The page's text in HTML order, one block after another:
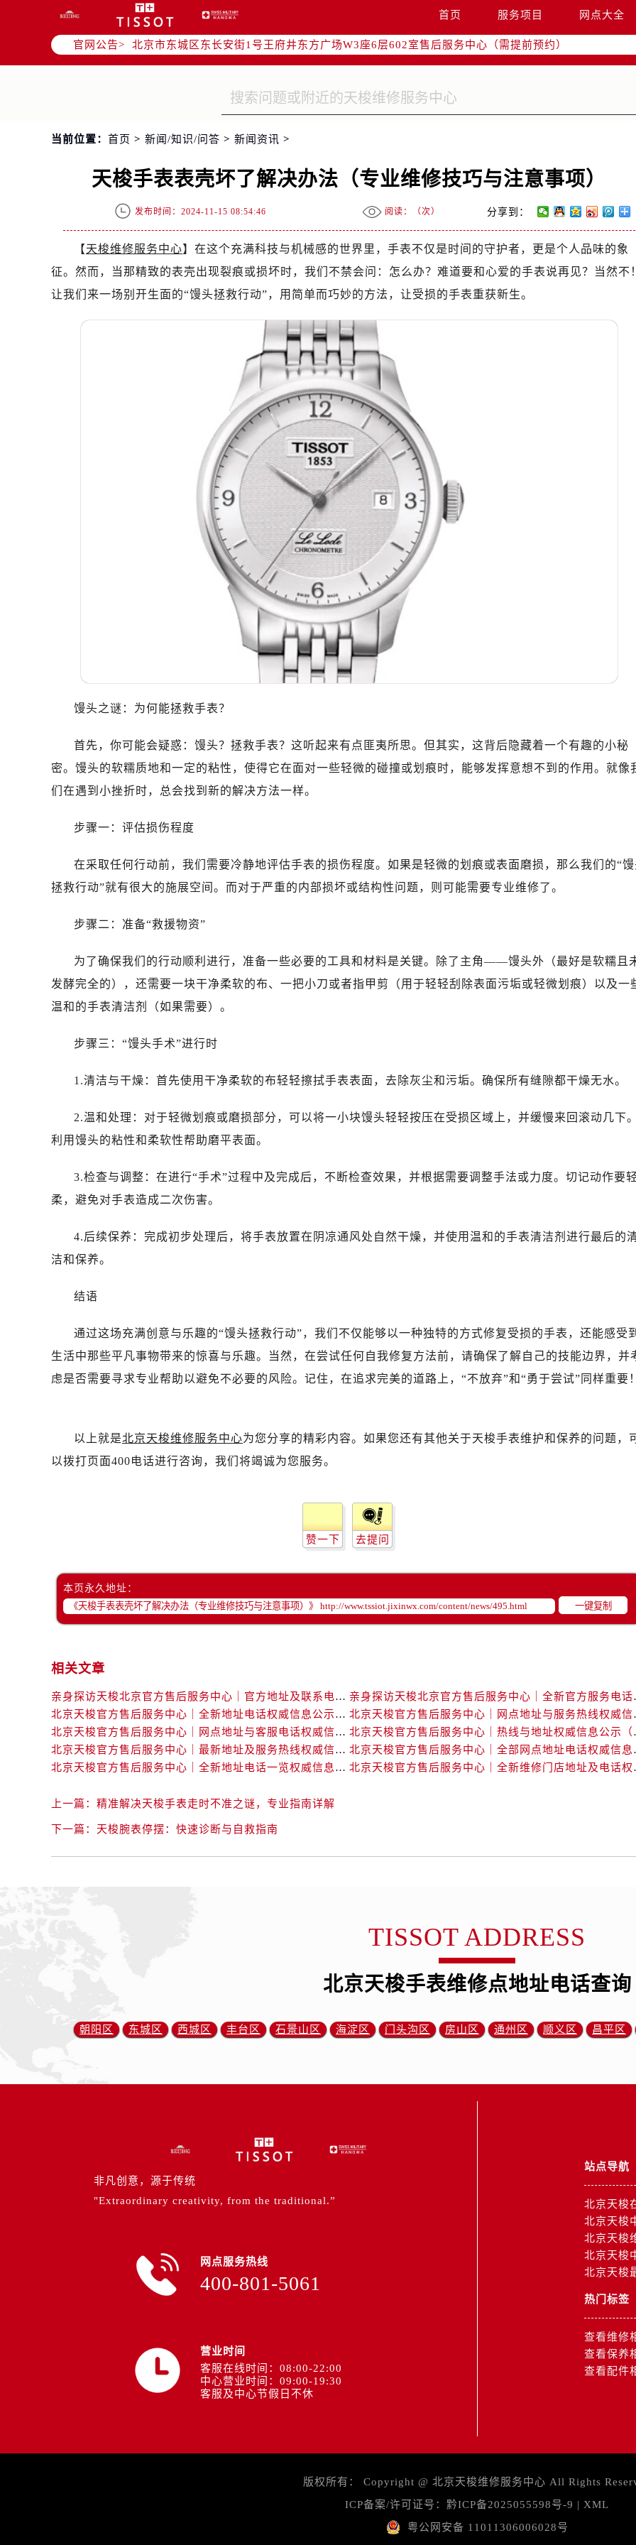
首页 服务项目 网点大全
官网公告>
北京市朝阳区建国门外大街甲6号华熙国际中心写字楼D座11层1102室（需提前预约）
北京市朝阳区建国门外大街甲6号华熙国际中心D座11层1102室售后服务中心（需提前预约）
北京市东城区东长安街1号王府井东方广场W3座6层602室售后服务中心（需提前预约）
节假日正常营业！
当前位置： 首页 > 新闻/知识/问答 > 新闻资讯 >
天梭手表表壳坏了解决办法（专业维修技巧与注意事项）
发布时间：2024-11-15 08:54:46 阅读：（次） 分享到：
【天梭维修服务中心】在这个充满科技与机械感的世界里，手表不仅是时间的守护者，更是个人品味的象
征。然而，当那精致的表壳出现裂痕或损坏时，我们不禁会问：怎么办？难道要和心爱的手表说再见？当然不！
让我们来一场别开生面的“馒头拯救行动”，用简单而巧妙的方法，让受损的手表重获新生。
馒头之谜：为何能拯救手表？
首先，你可能会疑惑：馒头？拯救手表？这听起来有点匪夷所思。但其实，这背后隐藏着一个有趣的小秘
密。馒头的软糯质地和一定的粘性，使得它在面对一些轻微的碰撞或划痕时，能够发挥意想不到的作用。就像
们在遇到小挫折时，总会找到新的解决方法一样。
步骤一：评估损伤程度
在采取任何行动前，我们需要冷静地评估手表的损伤程度。如果是轻微的划痕或表面磨损，那么我们的“馒
拯救行动”就有很大的施展空间。而对于严重的内部损坏或结构性问题，则可能需要专业维修了。
步骤二：准备“救援物资”
为了确保我们的行动顺利进行，准备一些必要的工具和材料是关键。除了主角——馒头外（最好是软糯且
发酵完全的），还需要一块干净柔软的布、一把小刀或者指甲剪（用于轻轻刮除表面污垢或轻微划痕）以及一
温和的手表清洁剂（如果需要）。
步骤三：“馒头手术”进行时
1.清洁与干燥：首先使用干净柔软的布轻轻擦拭手表表面，去除灰尘和污垢。确保所有缝隙都干燥无水。
2.温和处理：对于轻微划痕或磨损部分，可以将一小块馒头轻轻按压在受损区域上，并缓慢来回滚动几下。
利用馒头的粘性和柔软性帮助磨平表面。
3.检查与调整：在进行“手术”过程中及完成后，不断检查效果，并根据需要调整手法或力度。切记动作要轻
柔，避免对手表造成二次伤害。
4.后续保养：完成初步处理后，将手表放置在阴凉通风处自然干燥，并使用温和的手表清洁剂进行最后的
洁和保养。
结语
通过这场充满创意与乐趣的“馒头拯救行动”，我们不仅能够以一种独特的方式修复受损的手表，还能感受到
生活中那些平凡事物带来的惊喜与乐趣。当然，在尝试任何自我修复方法前，请确保了解自己的技能边界，并
虑是否需要寻求专业帮助以避免不必要的风险。记住，在追求完美的道路上，“不放弃”和“勇于尝试”同样重要！
以上就是北京天梭维修服务中心为您分享的精彩内容。如果您还有其他关于天梭手表维护和保养的问题，
以拨打页面400电话进行咨询，我们将竭诚为您服务。
赞一下 去提问
本页永久地址：
一键复制
相关文章
亲身探访天梭北京官方售后服务中心｜官方地址及联系电话（2026年6月最新）
亲身探访天
北京天梭官方售后服务中心｜全新地址电话权威信息公示（2026年6月最新）
北京天梭官
北京天梭官方售后服务中心｜网点地址与客服电话权威信息公示（2026年6月最新）
北京天梭
北京天梭官方售后服务中心｜最新地址及服务热线权威信息公示（2026年6月最新）
北京天梭官
北京天梭官方售后服务中心｜全新地址电话一览权威信息公示（2026年6月最新）
北京天梭官
上一篇： 精准解决天梭手表走时不准之谜，专业指南详解
下一篇： 天梭腕表停摆：快速诊断与自救指南
TISSOT ADDRESS
北京天梭手表维修点地址电话查询
朝阳区 东城区 西城区 丰台区 石景山区 海淀区 门头沟区 房山区 通州区 顺义区 昌平区
非凡创意，源于传统
"Extraordinary creativity, from the traditional.”
网点服务热线
400-801-5061
营业时间
客服在线时间：08:00-22:00
中心营业时间：09:00-19:30
客服及中心节假日不休
站点导航
北京天梭
北京天梭
北京天梭
北京天梭
北京天梭
热门标签
查看维修
查看保养
查看配件
版权所有： Copyright @ 北京天梭维修服务中心 All Rights
ICP备案/许可证号： 黔ICP备2025055598号-9 | XML
粤公网安备 11011306006028号